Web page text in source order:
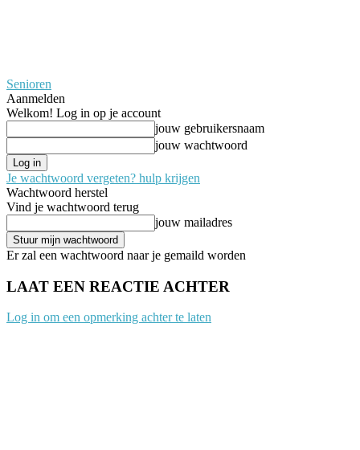
Senioren
Aanmelden
Welkom! Log in op je account
jouw gebruikersnaam
jouw wachtwoord
Je wachtwoord vergeten? hulp krijgen
Wachtwoord herstel
Vind je wachtwoord terug
jouw mailadres
Er zal een wachtwoord naar je gemaild worden
LAAT EEN REACTIE ACHTER
Log in om een opmerking achter te laten